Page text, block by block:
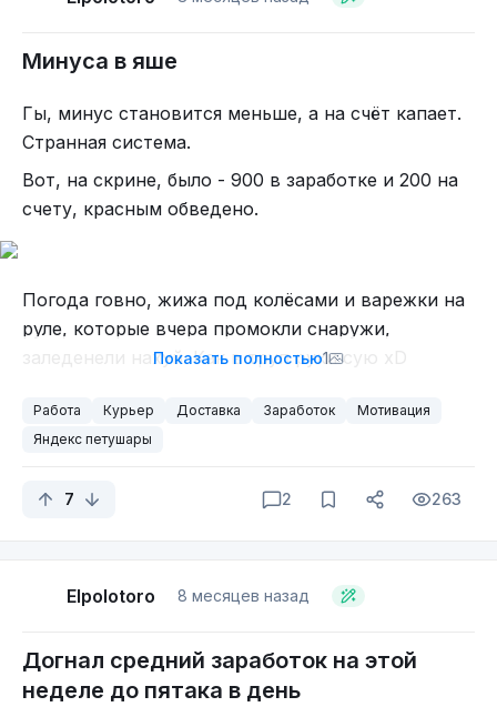
орать на них, потому что я бы не удержался и
Сука.
60. И заказ в районе десятки. Базаров нет, я по
правилам еду, 25 в час, но если этот центнер
завалить чтобы не просто так турма сидеть.
Уебаны блядь.
И Яндекс пидорас.
Минуса в яше
Гы, минус становится меньше, а на счёт капает.
Странная система.
Вот, на скрине, было - 900 в заработке и 200 на
счету, красным обведено.
Погода говно, жижа под колёсами и варежки на
руле, которые вчера промокли снаружи,
заледенели нахуй. Как в труп руки сую xD
Показать полностью1
Работа Курьер Доставка Заработок
Мотивация
Яндекс петушары
7 2 263
Elpolotoro 8 месяцев назад
Догнал средний заработок на этой
неделе до пятака в день